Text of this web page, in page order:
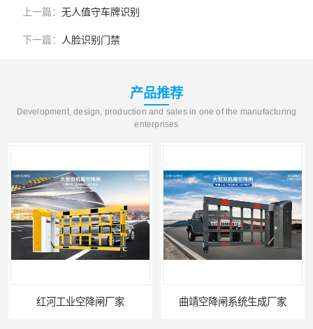
上一篇： 无人值守车牌识别
下一篇： 人脸识别门禁
产品推荐
Development, design, production and sales in one of the manufacturing
enterprises
红河工业空降闸厂家 曲靖空降闸系统生成厂家